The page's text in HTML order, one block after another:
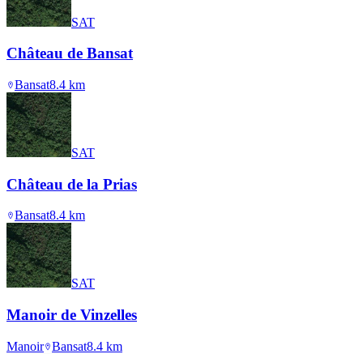
SAT
Château de Bansat
Bansat8.4 km
SAT
Château de la Prias
Bansat8.4 km
SAT
Manoir de Vinzelles
Manoir Bansat8.4 km